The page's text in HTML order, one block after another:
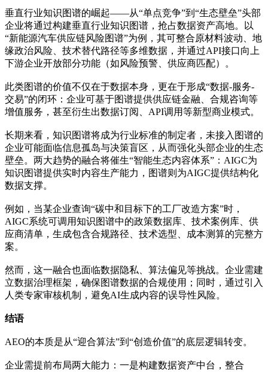
垂直行业知识图谱的崛起——从“单点竞争”到“生态壁垒”头部
企业将通过构建垂直行业知识图谱，抢占数据资产高地。以
“新能源汽车供应链风险图谱”为例，其可整合原材料波动、地
缘政治风险、技术替代路径等多维数据，并通过API接口向上
下游企业开放部分功能（如风险预警、供应商匹配）。
此类图谱的价值不仅在于数据本身，更在于形成“数据-服务-
交易”的闭环：企业可基于图谱提供供应链金融、合规咨询等
增值服务，甚至衍生出数据订阅、API调用等新型商业模式。
长期来看，知识图谱将成为行业标准的制定者，未接入图谱的
企业可能面临信息孤岛与决策盲区，从而强化头部企业的生态
壁垒。两大趋势的融合将催生“智能生态内容体系”：AIGC为
知识图谱提供实时内容生产能力，图谱则为AIGC提供结构化
数据支撑。
例如，当某企业查询“碳中和目标下的工厂改造方案”时，
AIGC系统可调用知识图谱中的政策数据库、技术案例库、供
应商清单，生成包含合规路径、技术选型、成本测算的完整方
案。
然而，这一融合也面临数据隐私、算法偏见等挑战。企业需建
立数据治理框架，确保图谱数据的合规使用；同时，通过引入
人类专家审核机制，避免AI生成内容的误导性风险。
结语
AEO的本质是从“迎合算法”到“创造价值”的底层逻辑转变。
企业需提前布局两大能力：一是构建数据资产中台，整合